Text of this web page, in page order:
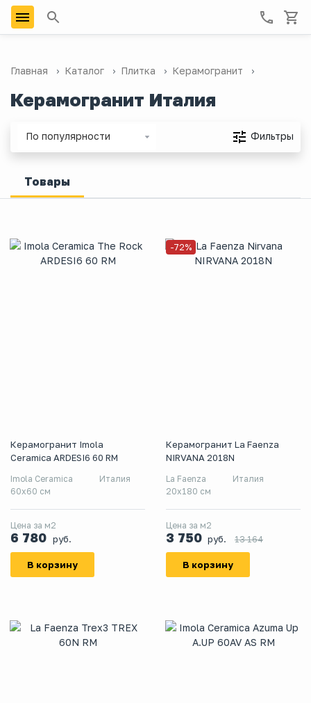
Главная Каталог Плитка Керамогранит
Керамогранит Италия
Товары
По популярности Фильтры
Керамогранит Imola
Ceramica ARDESI6 60 RM
Imola Ceramica
Италия
60x60 см
Цена за м2
6 780 руб.
В корзину
-72%
Керамогранит La Faenza
NIRVANA 2018N
La Faenza
Италия
20x180 см
Цена за м2
3 750 руб. 13 164
В корзину